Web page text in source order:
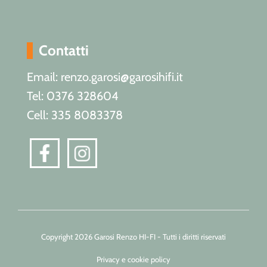
Contatti
Email: renzo.garosi@garosihifi.it
Tel: 0376 328604
Cell: 335 8083378
Copyright 2026 Garosi Renzo HI-FI - Tutti i diritti riservati
Privacy e cookie policy